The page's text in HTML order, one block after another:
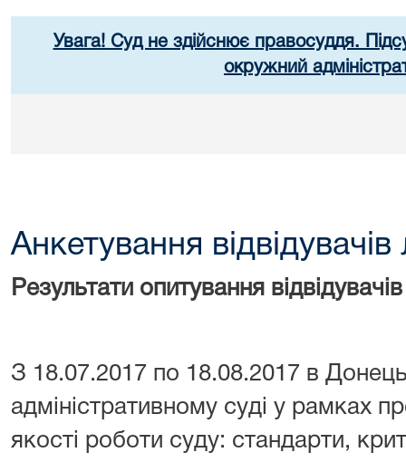
Увага! Суд не здійснює правосуддя.
окружний
Анкетування
Результати опитування відвідувачів
З 18.07.2017 по 18.08.2017 в
адміністративному суді у рамках
якості роботи суду: стандарти,